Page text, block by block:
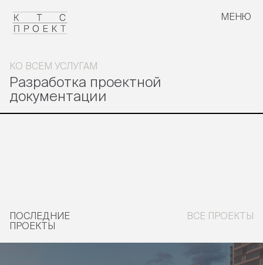
МЕНЮ
КО ВСЕМ УСЛУГАМ
Разработка проектной
документации
ПОСЛЕДНИЕ
ПРОЕКТЫ
ВСЕ ПРОЕКТЫ